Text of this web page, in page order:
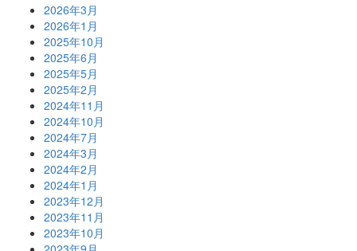
2026年3月
2026年1月
2025年10月
2025年6月
2025年5月
2025年2月
2024年11月
2024年10月
2024年7月
2024年3月
2024年2月
2024年1月
2023年12月
2023年11月
2023年10月